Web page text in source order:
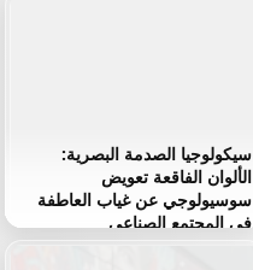
سيكولوجيا الصدمة البصرية:
الألوان الفاقعة تعويض
سوسيولوجي عن غياب العاطفة
في المجتمع الصناعي